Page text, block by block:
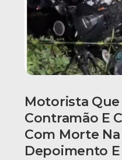
Motorista
Contramão E
Com Morte
Depoimento